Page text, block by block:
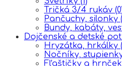
Tričká 3/4 rukáv
Pančuchy, silonky
Bundy, kabáty,
Dojčenské a detské
Hryzátka, hrkálky
Nočníky,
Fľaštičky a